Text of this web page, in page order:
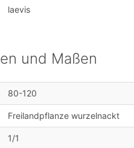
laevis
und Maßen
80-120
Freilandpflanze wurzelnackt
1/1